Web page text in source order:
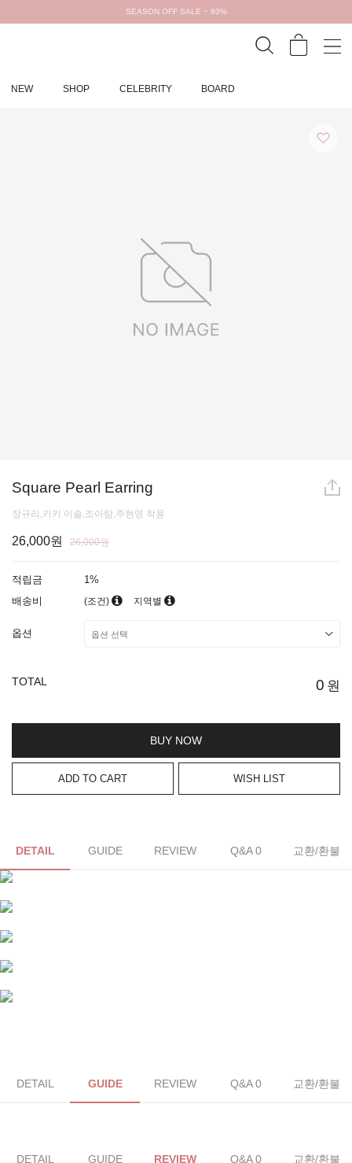
SEASON OFF SALE ~ 80%
NEW SHOP CELEBRITY BOARD
Square Pearl Earring
장규리,키키 이솔,조아람,주현영 착용
26,000원 26,000원
적립금
1%
배송비
(조건) 지역별
옵션
TOTAL 0 원
BUY NOW
ADD TO CART WISH LIST
DETAIL GUIDE REVIEW Q&A 0 교환/환불
DETAIL GUIDE REVIEW Q&A 0 교환/환불
DETAIL GUIDE REVIEW Q&A 0 교환/환불